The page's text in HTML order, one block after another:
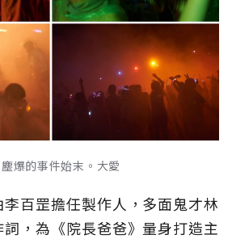
爆的事件始末。大愛
百罡擔任製作人，多面鬼才林
，為《院長爸爸》量身打造主